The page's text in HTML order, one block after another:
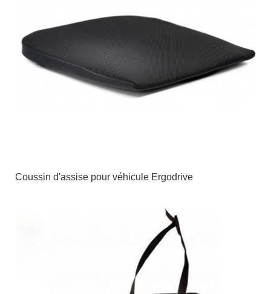
Coussin d'assise pour véhicule Ergodrive